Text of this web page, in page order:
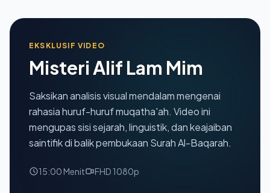
EKSKLUSIF VIDEO
Misteri Alif Lam Mim
Saksikan analisis visual mendalam mengenai
rahasia huruf-huruf muqatha'ah. Video ini
mengupas sisi sejarah, linguistik, dan keajaiban
saintifik di balik pembukaan Surah Al-Baqarah.
15:00 Menit FHD 1080p